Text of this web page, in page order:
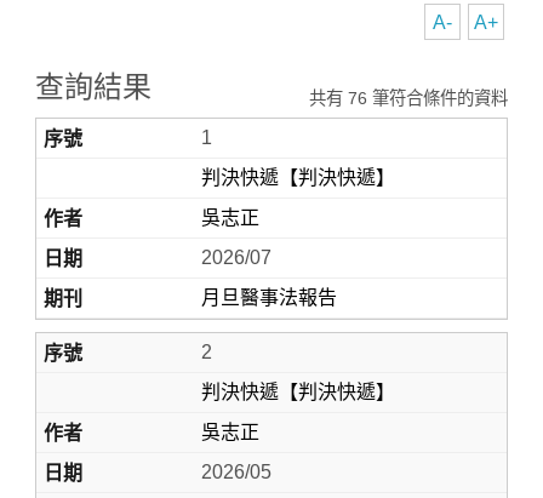
Home
A+
A-
查詢結果 共有 76 筆符合條件的資料
1
判決快遞【判決快遞】
吳志正
2026/07
月旦醫事法報告
2
判決快遞【判決快遞】
吳志正
2026/05